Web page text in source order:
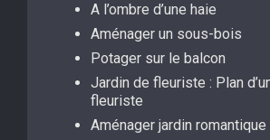
A l’ombre d’une haie
Aménager un sous-bois
Potager sur le balcon
Jardin de fleuriste : Plan
fleuriste
Aménager jardin romantique